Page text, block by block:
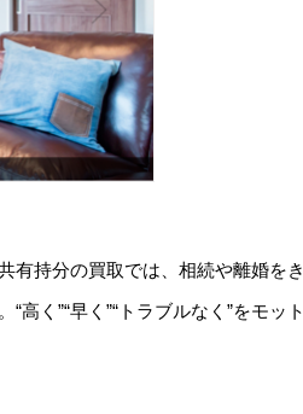
有持分の買取では、相続や離婚をき
く”“早く”“トラブルなく”をモット